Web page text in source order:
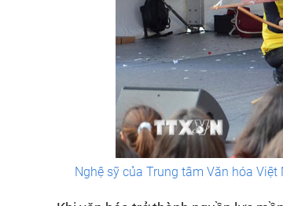
Nghệ sỹ của Trung tâm Văn hóa